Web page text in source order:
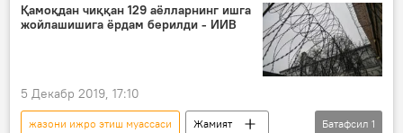
Қамоқдан чиққан 129 аёлларнинг ишга
жойлашишига ёрдам берилди - ИИВ
5 Декабр 2019, 17:10
жазони ижро этиш муассаси
Жамият
Батафсил 1